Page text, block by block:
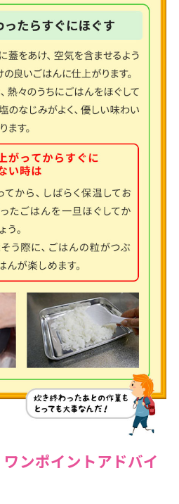
ンポイントアドバイ